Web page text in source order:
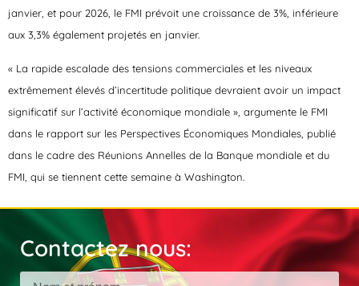
janvier, et pour 2026, le FMI prévoit une croissance de 3%, inférieure
aux 3,3% également projetés en janvier.
« La rapide escalade des tensions commerciales et les niveaux
extrêmement élevés d’incertitude politique devraient avoir un impact
significatif sur l’activité économique mondiale », argumente le FMI
dans le rapport sur les Perspectives Économiques Mondiales, publié
dans le cadre des Réunions Annelles de la Banque mondiale et du
FMI, qui se tiennent cette semaine à Washington.
Contactez nous: